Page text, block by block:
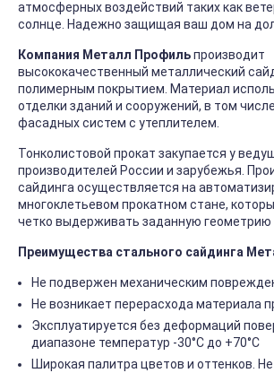
атмосферных воздействий таких как
солнце. Надежно защищая ваш дом на
Компания Металл Профильпроизводит
высококачественный металлический
полимерным покрытием. Материал
отделки зданий и сооружений, в том
фасадных систем с утеплителем.
Тонколистовой прокат закупается у
производителей России и зарубежья.
сайдинга осуществляется на
многоклетьевом прокатном стане,
четко выдерживать заданную геометрию
Преимущества стального сайдинга
Не подвержен механическим
Не возникает перерасхода материала
Эксплуатируется без деформаций
диапазоне температур -30°C до +70°C
Широкая палитра цветов и оттенков.